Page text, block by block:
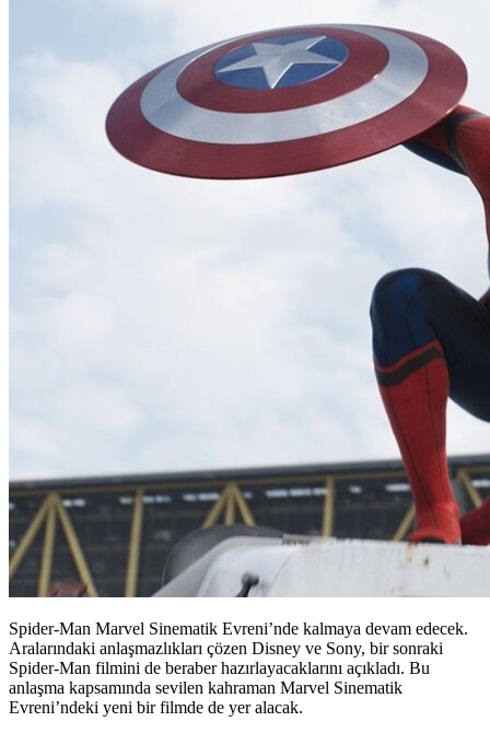
Spider-Man Marvel Sinematik Evreni’nde kalmaya devam edecek.
Aralarındaki anlaşmazlıkları çözen Disney ve Sony, bir sonraki
Spider-Man filmini de beraber hazırlayacaklarını açıkladı. Bu
anlaşma kapsamında sevilen kahraman Marvel Sinematik
Evreni’ndeki yeni bir filmde de yer alacak.